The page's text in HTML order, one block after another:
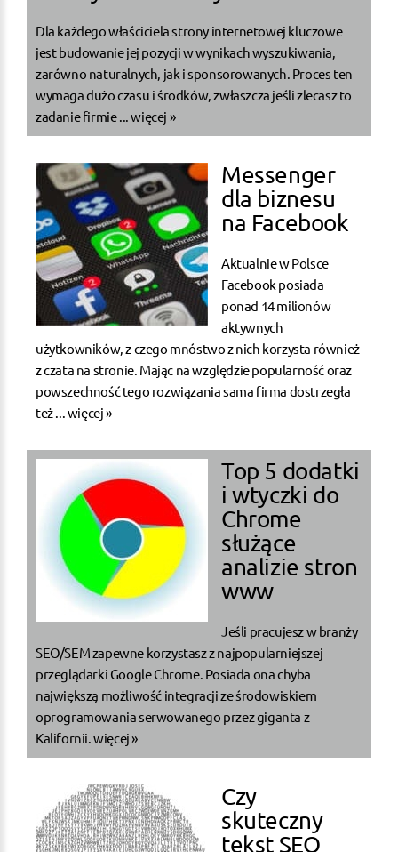
Dla każdego właściciela strony internetowej kluczowe
jest budowanie jej pozycji w wynikach wyszukiwania,
zarówno naturalnych, jak i sponsorowanych. Proces ten
wymaga dużo czasu i środków, zwłaszcza jeśli zlecasz to
zadanie firmie ...więcej »
Messenger
dla biznesu
na Facebook
Aktualnie w Polsce
Facebook posiada
ponad 14 milionów
aktywnych
użytkowników, z czego mnóstwo z nich korzysta również
z czata na stronie. Mając na względzie popularność oraz
powszechność tego rozwiązania sama firma dostrzegła
też ... więcej »
Top 5 dodatki
i wtyczki do
Chrome
służące
analizie stron
www
Jeśli pracujesz w branży
SEO/SEM zapewne korzystasz z najpopularniejszej
przeglądarki Google Chrome. Posiada ona chyba
największą możliwość integracji ze środowiskiem
oprogramowania serwowanego przez giganta z
Kalifornii.więcej »
Czy
skuteczny
tekst SEO